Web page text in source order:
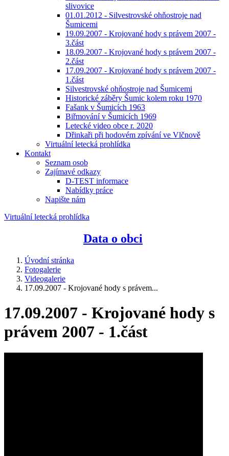
slivovice
01.01.2012 - Silvestrovské ohňostroje nad
Šumicemi
19.09.2007 - Krojované hody s právem 2007 -
3.část
18.09.2007 - Krojované hody s právem 2007 -
2.část
17.09.2007 - Krojované hody s právem 2007 -
1.část
Silvestrovské ohňostroje nad Šumicemi
Historické záběry Šumic kolem roku 1970
Fašank v Šumicích 1963
Biřmování v Šumicích 1969
Letecké video obce r. 2020
Dřinkaři při hodovém zpívání ve Vlčnově
Virtuální letecká prohlídka
Kontakt
Seznam osob
Zajímavé odkazy
D-TEST informace
Nabídky práce
Napište nám
Virtuální letecká prohlídka
Data o obci
Úvodní stránka
Fotogalerie
Videogalerie
17.09.2007 - Krojované hody s právem...
17.09.2007 - Krojované hody s
právem 2007 - 1.část